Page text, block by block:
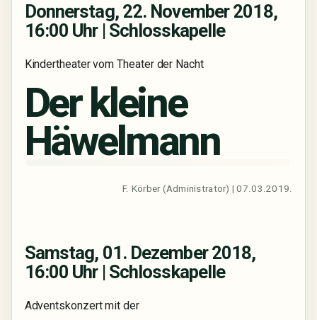
Donnerstag, 22. November 2018,
16:00 Uhr | Schlosskapelle
Kindertheater vom Theater der Nacht
Der kleine
Häwelmann
F. Körber (Administrator) | 07.03.2019.
Samstag, 01. Dezember 2018,
16:00 Uhr | Schlosskapelle
Adventskonzert mit der